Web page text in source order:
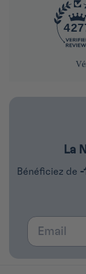
La
Bénéficiez de -
Email